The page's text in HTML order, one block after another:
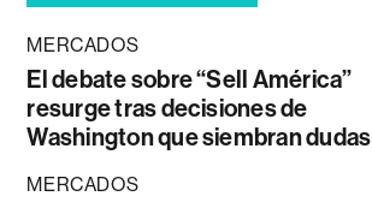
MERCADOS
El debate sobre “Sell América”
resurge tras decisiones de
Washington que siembran dudas
MERCADOS